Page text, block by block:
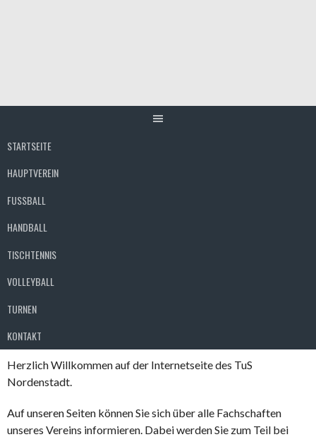
STARTSEITE
HAUPTVEREIN
FUSSBALL
HANDBALL
TISCHTENNIS
VOLLEYBALL
TURNEN
KONTAKT
Herzlich Willkommen auf der Internetseite des TuS
Nordenstadt.
Auf unseren Seiten können Sie sich über alle Fachschaften
unseres Vereins informieren. Dabei werden Sie zum Teil bei